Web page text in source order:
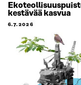
kestävää kasvua
6.7.2026